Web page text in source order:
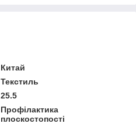
Китай
Текстиль
25.5
Профілактика
плоскостопості